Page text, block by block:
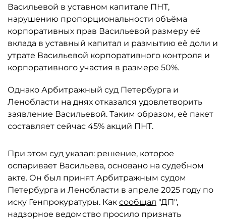
Васильевой в уставном капитале ПНТ,
нарушению пропорциональности объёма
корпоративных прав Васильевой размеру её
вклада в уставный капитал и размытию её доли и
утрате Васильевой корпоративного контроля и
корпоративного участия в размере 50%.
Однако Арбитражный суд Петербурга и
Ленобласти на днях отказался удовлетворить
заявление Васильевой. Таким образом, её пакет
составляет сейчас 45% акций ПНТ.
При этом суд указал: решение, которое
оспаривает Васильева, основано на судебном
акте. Он был принят Арбитражным судом
Петербурга и Ленобласти в апреле 2025 году по
иску Генпрокуратуры. Как сообщал "ДП",
надзорное ведомство просило признать